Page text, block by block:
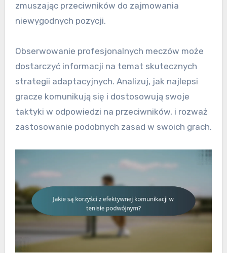
zmuszając przeciwników do zajmowania
niewygodnych pozycji.
Obserwowanie profesjonalnych meczów może
dostarczyć informacji na temat skutecznych
strategii adaptacyjnych. Analizuj, jak najlepsi
gracze komunikują się i dostosowują swoje
taktyki w odpowiedzi na przeciwników, i rozważ
zastosowanie podobnych zasad w swoich grach.